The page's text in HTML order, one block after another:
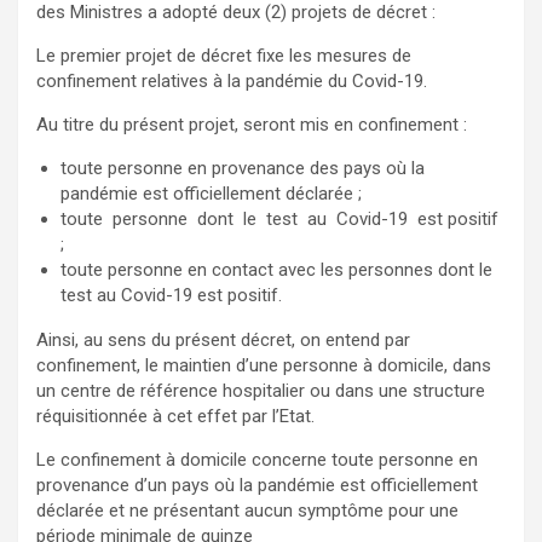
des Ministres a adopté deux (2) projets de décret :
Le premier projet de décret fixe les mesures de
confinement relatives à la pandémie du Covid-19.
Au titre du présent projet, seront mis en confinement :
toute personne en provenance des pays où la
pandémie est officiellement déclarée ;
toute personne dont le test au Covid-19 est positif
;
toute personne en contact avec les personnes dont le
test au Covid-19 est positif.
Ainsi, au sens du présent décret, on entend par
confinement, le maintien d’une personne à domicile, dans
un centre de référence hospitalier ou dans une structure
réquisitionnée à cet effet par l’Etat.
Le confinement à domicile concerne toute personne en
provenance d’un pays où la pandémie est officiellement
déclarée et ne présentant aucun symptôme pour une
période minimale de quinze